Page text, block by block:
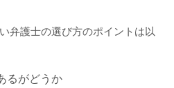
弁護士の選び方のポイントは以
るがどうか